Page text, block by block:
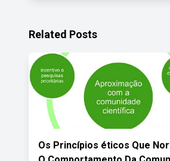
Related Posts
Os Princípios éticos Que